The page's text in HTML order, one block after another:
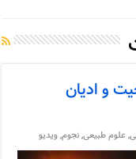
و ادیان
,علوم طبیعی,نجوم,ویدیو